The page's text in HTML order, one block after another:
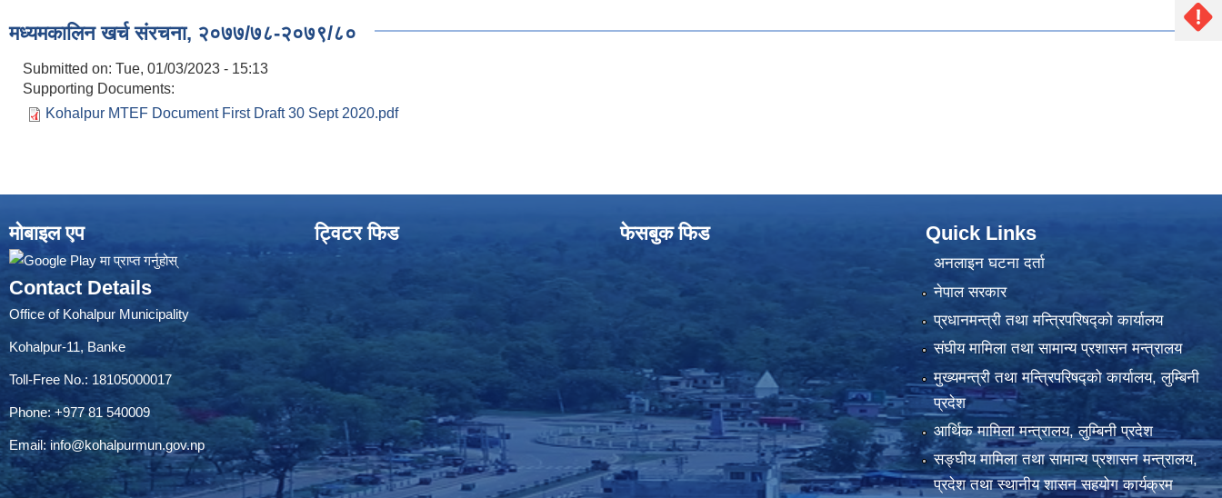
मध्यमकालिन खर्च संरचना, २०७७/७८-२०७९/८०
Submitted on: Tue, 01/03/2023 - 15:13
Supporting Documents:
Kohalpur MTEF Document First Draft 30 Sept 2020.pdf
मोबाइल एप
Contact Details
Office of Kohalpur Municipality
Kohalpur-11, Banke
Toll-Free No.: 18105000017
Phone: +977 81 540009
Email: info@kohalpurmun.gov.np
ट्विटर फिड फेसबुक फिड Quick Links
अनलाइन घटना दर्ता
नेपाल सरकार
प्रधानमन्त्री तथा मन्त्रिपरिषद्को कार्यालय
संघीय मामिला तथा सामान्य प्रशासन मन्त्रालय
मुख्यमन्त्री तथा मन्त्रिपरिषद्को कार्यालय, लुम्बिनी
प्रदेश
आर्थिक मामिला मन्त्रालय, लुम्बिनी प्रदेश
सङ्घीय मामिला तथा सामान्य प्रशासन मन्त्रालय,
प्रदेश तथा स्थानीय शासन सहयोग कार्यक्रम